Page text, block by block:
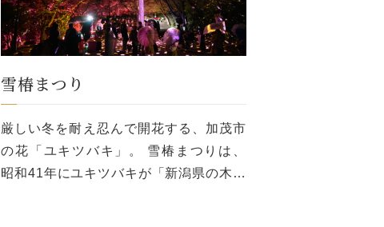
雪椿まつり
厳しい冬を耐え忍んで開花する、加茂市
の花「ユキツバキ」。 雪椿まつりは、
昭和41年にユキツバキが「新潟県の木」